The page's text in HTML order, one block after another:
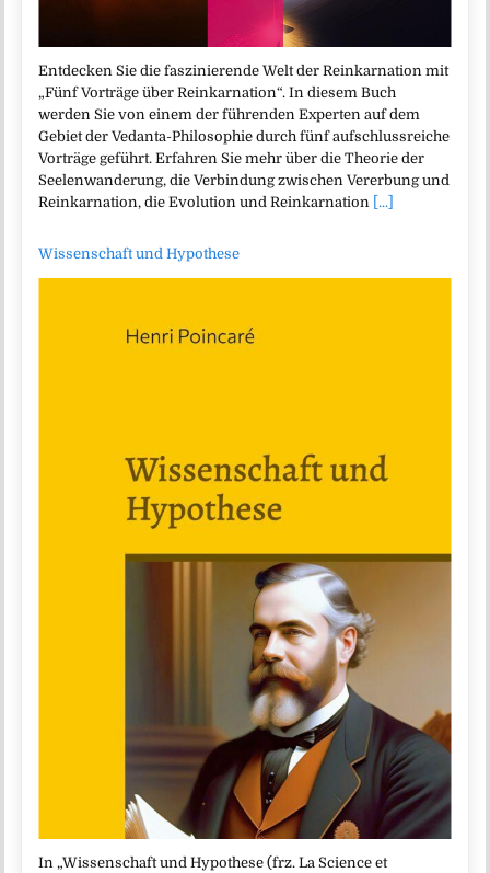
Entdecken Sie die faszinierende Welt der Reinkarnation mit
„Fünf Vorträge über Reinkarnation“. In diesem Buch
werden Sie von einem der führenden Experten auf dem
Gebiet der Vedanta-Philosophie durch fünf aufschlussreiche
Vorträge geführt. Erfahren Sie mehr über die Theorie der
Seelenwanderung, die Verbindung zwischen Vererbung und
Reinkarnation, die Evolution und Reinkarnation [...]
Wissenschaft und Hypothese
In „Wissenschaft und Hypothese (frz. La Science et